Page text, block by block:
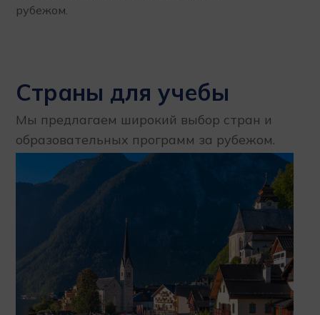
рубежом.
Страны для учебы
Мы предлагаем широкий выбор стран и
образовательных программ за рубежом.